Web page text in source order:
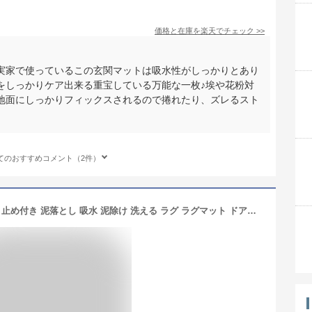
価格と在庫を楽天でチェック >>
で使っているこの玄関マットは吸水性がしっかりとあり
っかりケア出来る重宝している万能な一枚♪埃や花粉対
にしっかりフィックスされるので捲れたり、ズレるスト
のおすすめコメント（2件）
新生活 玄関マット 北欧 屋外 室内 滑り止め付き 泥落とし 吸水 泥除け 洗える ラグ ラグマット ドアマット 玄関 汚れ防止 足ふきマット 大判 屋外マット カーペット 出入り口 お手入れ簡単 トイレ 業務用 家庭用 オフィス